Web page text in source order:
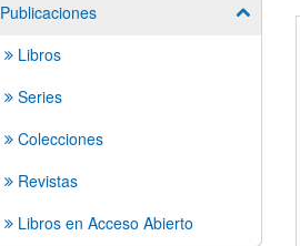
Publicaciones
Libros
Series
Colecciones
Revistas
Libros en Acceso Abierto